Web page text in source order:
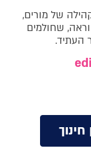
של מורים,
שחולמים
העתיד.